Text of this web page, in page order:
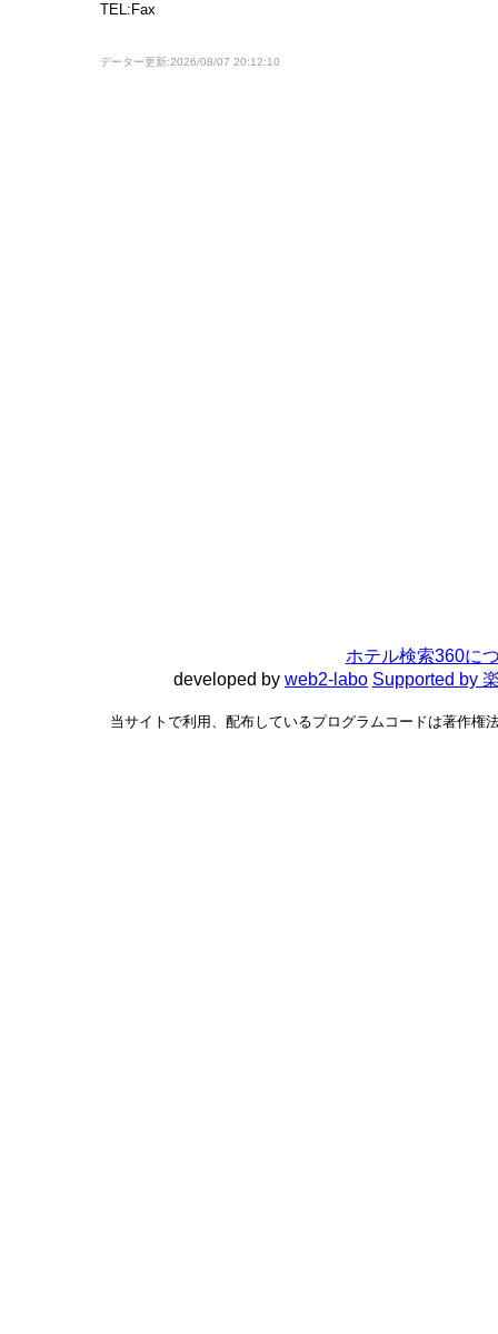
TEL:Fax
データー更新:2026/08/07 20:12:10
ホテル検索360に
developed by web2-labo Supported by
当サイトで利用、配布しているプログラムコードは著作